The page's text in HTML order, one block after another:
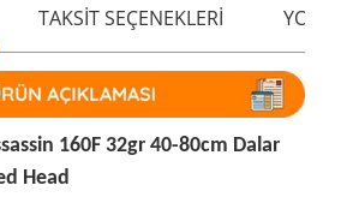
TAKSİT SEÇENEKLERİ
160F 32gr 40-80cm Dalar
Head